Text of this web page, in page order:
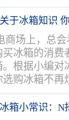
关于冰箱知识
商场上，总
冰箱的消
根据小编
购冰箱不再
冰箱小常识：N